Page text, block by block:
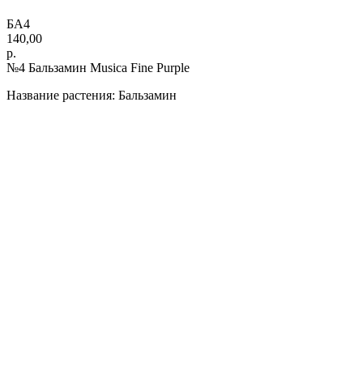
БА4
140,00
р.
№4 Бальзамин Musica Fine Purple
Название растения: Бальзамин